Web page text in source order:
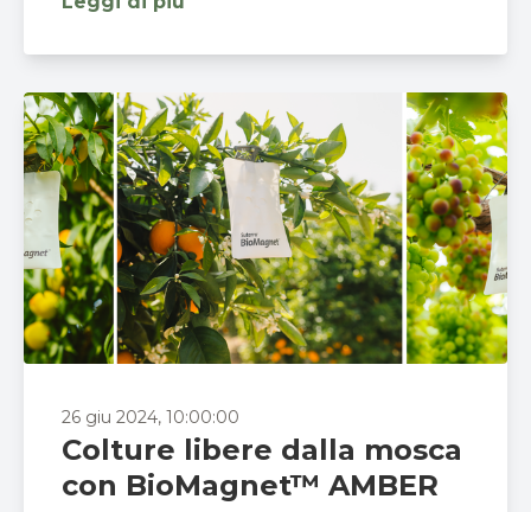
26 giu 2024, 10:00:00
Colture libere dalla mosca
con BioMagnet™ AMBER